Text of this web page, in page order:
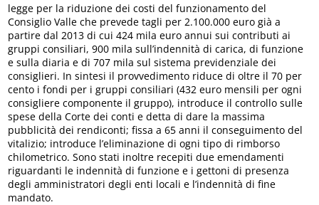
legge per la riduzione dei costi del funzionamento del
Consiglio Valle che prevede tagli per 2.100.000 euro già a
partire dal 2013 di cui 424 mila euro annui sui contributi ai
gruppi consiliari, 900 mila sull’indennità di carica, di funzione
e sulla diaria e di 707 mila sul sistema previdenziale dei
consiglieri. In sintesi il provvedimento riduce di oltre il 70 per
cento i fondi per i gruppi consiliari (432 euro mensili per ogni
consigliere componente il gruppo), introduce il controllo sulle
spese della Corte dei conti e detta di dare la massima
pubblicità dei rendiconti; fissa a 65 anni il conseguimento del
vitalizio; introduce l’eliminazione di ogni tipo di rimborso
chilometrico. Sono stati inoltre recepiti due emendamenti
riguardanti le indennità di funzione e i gettoni di presenza
degli amministratori degli enti locali e l’indennità di fine
mandato.